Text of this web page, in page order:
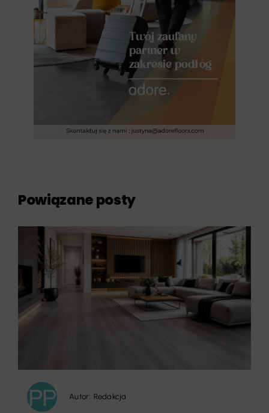
Powiązane posty
Autor: Redakcja